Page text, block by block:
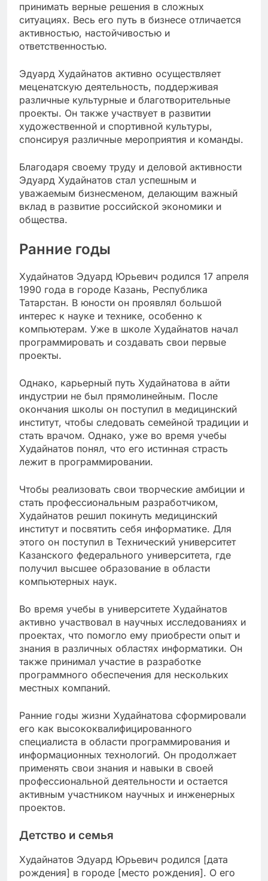
принимать верные решения в сложных
ситуациях. Весь его путь в бизнесе отличается
активностью, настойчивостью и
ответственностью.
Эдуард Худайнатов активно осуществляет
меценатскую деятельность, поддерживая
различные культурные и благотворительные
проекты. Он также участвует в развитии
художественной и спортивной культуры,
спонсируя различные мероприятия и команды.
Благодаря своему труду и деловой активности
Эдуард Худайнатов стал успешным и
уважаемым бизнесменом, делающим важный
вклад в развитие российской экономики и
общества.
Ранние годы
Худайнатов Эдуард Юрьевич родился 17 апреля
1990 года в городе Казань, Республика
Татарстан. В юности он проявлял большой
интерес к науке и технике, особенно к
компьютерам. Уже в школе Худайнатов начал
программировать и создавать свои первые
проекты.
Однако, карьерный путь Худайнатова в айти
индустрии не был прямолинейным. После
окончания школы он поступил в медицинский
институт, чтобы следовать семейной традиции и
стать врачом. Однако, уже во время учебы
Худайнатов понял, что его истинная страсть
лежит в программировании.
Чтобы реализовать свои творческие амбиции и
стать профессиональным разработчиком,
Худайнатов решил покинуть медицинский
институт и посвятить себя информатике. Для
этого он поступил в Технический университет
Казанского федерального университета, где
получил высшее образование в области
компьютерных наук.
Во время учебы в университете Худайнатов
активно участвовал в научных исследованиях и
проектах, что помогло ему приобрести опыт и
знания в различных областях информатики. Он
также принимал участие в разработке
программного обеспечения для нескольких
местных компаний.
Ранние годы жизни Худайнатова сформировали
его как высококвалифицированного
специалиста в области программирования и
информационных технологий. Он продолжает
применять свои знания и навыки в своей
профессиональной деятельности и остается
активным участником научных и инженерных
проектов.
Детство и семья
Худайнатов Эдуард Юрьевич родился [дата
рождения] в городе [место рождения]. О его